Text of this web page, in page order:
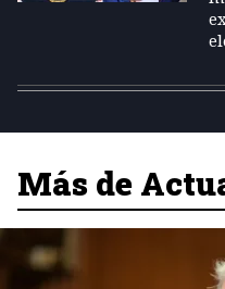
Más de